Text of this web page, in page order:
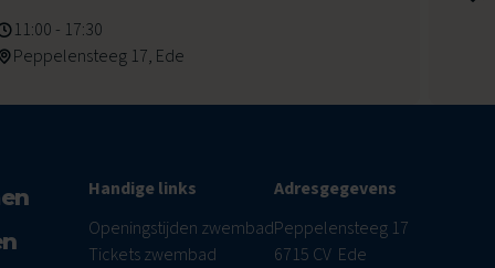
11:00 - 17:30
Peppelensteeg 17, Ede
Handige links
Openingstijden zwembad
Tickets zwembad
Adresgegevens
Peppelensteeg 17
6715 CV Ede